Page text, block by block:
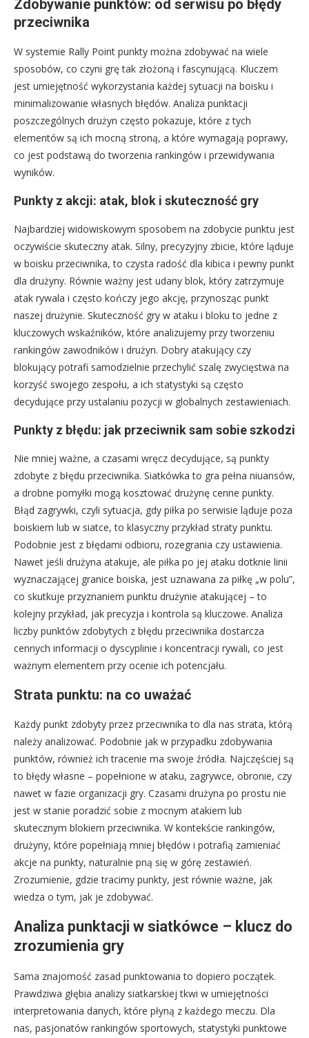
Zdobywanie punktów: od serwisu po błędy
przeciwnika
W systemie Rally Point punkty można zdobywać na wiele
sposobów, co czyni grę tak złożoną i fascynującą. Kluczem
jest umiejętność wykorzystania każdej sytuacji na boisku i
minimalizowanie własnych błędów. Analiza punktacji
poszczególnych drużyn często pokazuje, które z tych
elementów są ich mocną stroną, a które wymagają poprawy,
co jest podstawą do tworzenia rankingów i przewidywania
wyników.
Punkty z akcji: atak, blok i skuteczność gry
Najbardziej widowiskowym sposobem na zdobycie punktu jest
oczywiście skuteczny atak. Silny, precyzyjny zbicie, które ląduje
w boisku przeciwnika, to czysta radość dla kibica i pewny punkt
dla drużyny. Równie ważny jest udany blok, który zatrzymuje
atak rywala i często kończy jego akcję, przynosząc punkt
naszej drużynie. Skuteczność gry w ataku i bloku to jedne z
kluczowych wskaźników, które analizujemy przy tworzeniu
rankingów zawodników i drużyn. Dobry atakujący czy
blokujący potrafi samodzielnie przechylić szalę zwycięstwa na
korzyść swojego zespołu, a ich statystyki są często
decydujące przy ustalaniu pozycji w globalnych zestawieniach.
Punkty z błędu: jak przeciwnik sam sobie szkodzi
Nie mniej ważne, a czasami wręcz decydujące, są punkty
zdobyte z błędu przeciwnika. Siatkówka to gra pełna niuansów,
a drobne pomyłki mogą kosztować drużynę cenne punkty.
Błąd zagrywki, czyli sytuacja, gdy piłka po serwisie ląduje poza
boiskiem lub w siatce, to klasyczny przykład straty punktu.
Podobnie jest z błędami odbioru, rozegrania czy ustawienia.
Nawet jeśli drużyna atakuje, ale piłka po jej ataku dotknie linii
wyznaczającej granice boiska, jest uznawana za piłkę „w polu”,
co skutkuje przyznaniem punktu drużynie atakującej – to
kolejny przykład, jak precyzja i kontrola są kluczowe. Analiza
liczby punktów zdobytych z błędu przeciwnika dostarcza
cennych informacji o dyscyplinie i koncentracji rywali, co jest
ważnym elementem przy ocenie ich potencjału.
Strata punktu: na co uważać
Każdy punkt zdobyty przez przeciwnika to dla nas strata, którą
należy analizować. Podobnie jak w przypadku zdobywania
punktów, również ich tracenie ma swoje źródła. Najczęściej są
to błędy własne – popełnione w ataku, zagrywce, obronie, czy
nawet w fazie organizacji gry. Czasami drużyna po prostu nie
jest w stanie poradzić sobie z mocnym atakiem lub
skutecznym blokiem przeciwnika. W kontekście rankingów,
drużyny, które popełniają mniej błędów i potrafią zamieniać
akcje na punkty, naturalnie pną się w górę zestawień.
Zrozumienie, gdzie tracimy punkty, jest równie ważne, jak
wiedza o tym, jak je zdobywać.
Analiza punktacji w siatkówce – klucz do
zrozumienia gry
Sama znajomość zasad punktowania to dopiero początek.
Prawdziwa głębia analizy siatkarskiej tkwi w umiejętności
interpretowania danych, które płyną z każdego meczu. Dla
nas, pasjonatów rankingów sportowych, statystyki punktowe